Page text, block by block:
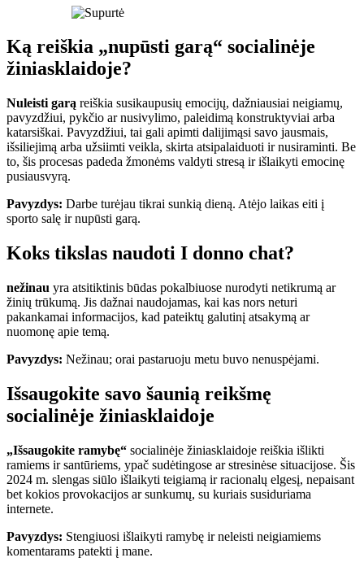
Ką reiškia „nupūsti garą“ socialinėje
žiniasklaidoje?
Nuleisti garą reiškia susikaupusių emocijų, dažniausiai neigiamų,
pavyzdžiui, pykčio ar nusivylimo, paleidimą konstruktyviai arba
katarsiškai. Pavyzdžiui, tai gali apimti dalijimąsi savo jausmais,
išsiliejimą arba užsiimti veikla, skirta atsipalaiduoti ir nusiraminti. Be
to, šis procesas padeda žmonėms valdyti stresą ir išlaikyti emocinę
pusiausvyrą.
Pavyzdys: Darbe turėjau tikrai sunkią dieną. Atėjo laikas eiti į
sporto salę ir nupūsti garą.
Koks tikslas naudoti I donno chat?
nežinau yra atsitiktinis būdas pokalbiuose nurodyti netikrumą ar
žinių trūkumą. Jis dažnai naudojamas, kai kas nors neturi
pakankamai informacijos, kad pateiktų galutinį atsakymą ar
nuomonę apie temą.
Pavyzdys: Nežinau; orai pastaruoju metu buvo nenuspėjami.
Išsaugokite savo šaunią reikšmę
socialinėje žiniasklaidoje
„Išsaugokite ramybę“ socialinėje žiniasklaidoje reiškia išlikti
ramiems ir santūriems, ypač sudėtingose ​​ar stresinėse situacijose. Šis
2024 m. slengas siūlo išlaikyti teigiamą ir racionalų elgesį, nepaisant
bet kokios provokacijos ar sunkumų, su kuriais susiduriama
internete.
Pavyzdys: Stengiuosi išlaikyti ramybę ir neleisti neigiamiems
komentarams patekti į mane.